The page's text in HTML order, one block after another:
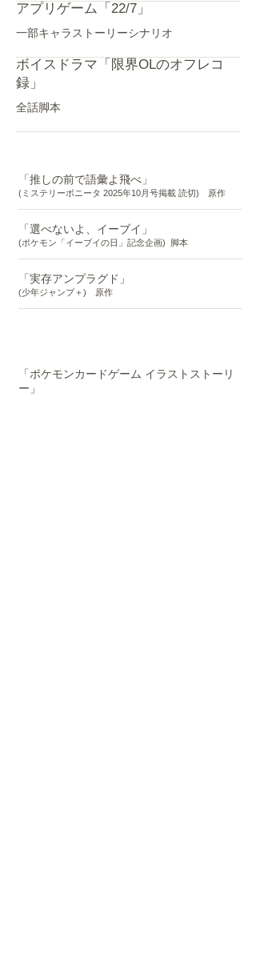
アプリゲーム「22/7」
一部キャラストーリーシナリオ
ボイスドラマ「限界OLのオフレコ
録」
全話脚本
「推しの前で語彙よ飛べ」
(ミステリーボニータ 2025年10月号掲載 読切) 原作
「選べないよ、イーブイ」
(ポケモン「イーブイの日」記念企画) 脚本
「実存アンプラグド」
(少年ジャンプ＋) 原作
「ポケモンカードゲーム イラストストーリ
ー」